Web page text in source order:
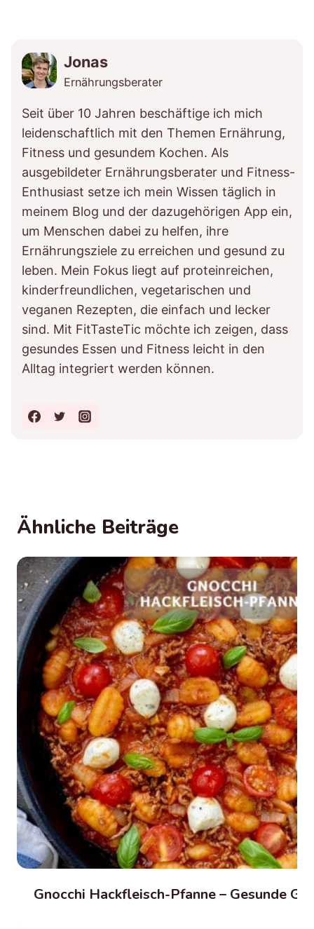
Jonas
Ernährungsberater
Seit über 10 Jahren beschäftige ich mich
leidenschaftlich mit den Themen Ernährung,
Fitness und gesundem Kochen. Als
ausgebildeter Ernährungsberater und Fitness-
Enthusiast setze ich mein Wissen täglich in
meinem Blog und der dazugehörigen App ein,
um Menschen dabei zu helfen, ihre
Ernährungsziele zu erreichen und gesund zu
leben. Mein Fokus liegt auf proteinreichen,
kinderfreundlichen, vegetarischen und
veganen Rezepten, die einfach und lecker
sind. Mit FitTasteTic möchte ich zeigen, dass
gesundes Essen und Fitness leicht in den
Alltag integriert werden können.
Ähnliche Beiträge
Gnocchi Hackfleisch-Pfanne – Gesunde